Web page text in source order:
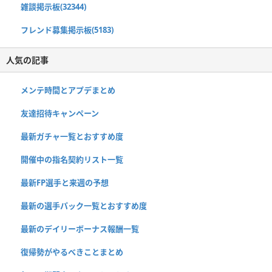
雑談掲示板(32344)
フレンド募集掲示板(5183)
人気の記事
メンテ時間とアプデまとめ
友達招待キャンペーン
最新ガチャ一覧とおすすめ度
開催中の指名契約リスト一覧
最新FP選手と来週の予想
最新の選手パック一覧とおすすめ度
最新のデイリーボーナス報酬一覧
復帰勢がやるべきことまとめ